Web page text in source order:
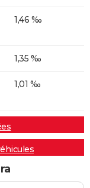
1,46 ‰
1,35 ‰
1,01 ‰